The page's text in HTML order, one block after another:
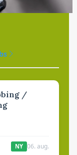
/
NY 06. aug.